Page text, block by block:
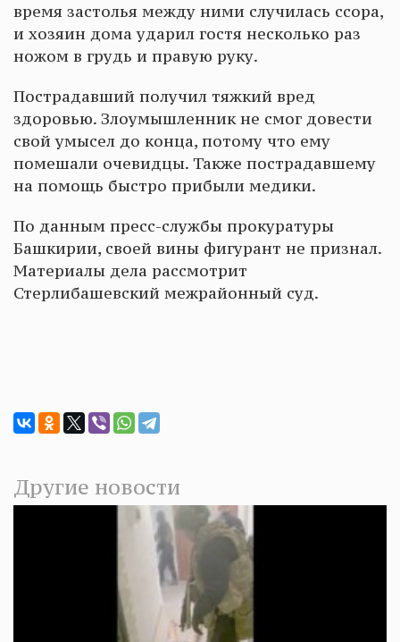
время застолья между ними случилась ссора,
и хозяин дома ударил гостя несколько раз
ножом в грудь и правую руку.
Пострадавший получил тяжкий вред
здоровью. Злоумышленник не смог довести
свой умысел до конца, потому что ему
помешали очевидцы. Также пострадавшему
на помощь быстро прибыли медики.
По данным пресс-службы прокуратуры
Башкирии, своей вины фигурант не признал.
Материалы дела рассмотрит
Стерлибашевский межрайонный суд.
Другие новости